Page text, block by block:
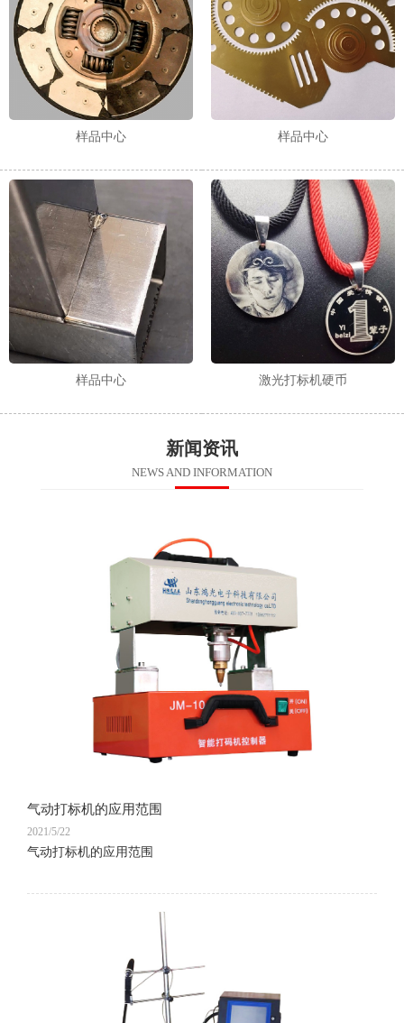
样品中心 样品中心
样品中心 激光打标机硬币
新闻资讯
NEWS AND INFORMATION
气动打标机的应用范围
2021/5/22
气动打标机的应用范围